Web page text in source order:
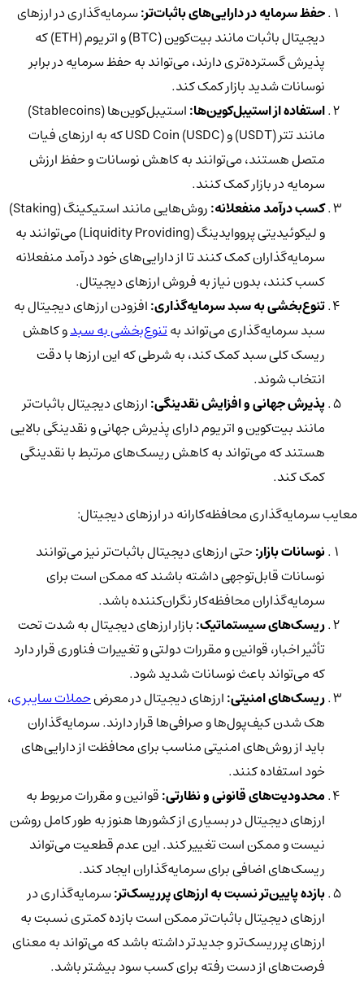
حفظ سرمایه در دارایی‌های باثبات‌تر:سرمایه‌گذاری در ارزهای
دیجیتال باثبات مانند بیت‌کوین (BTC) و اتریوم (ETH) که
پذیرش گسترده‌تری دارند، می‌تواند به حفظ سرمایه در برابر
نوسانات شدید بازار کمک کند.
استفاده از استیبل‌کوین‌ها:
استیبل‌کوین‌ها (Stablecoins)
مانند تتر (USDT) و USD Coin (USDC) که به ارزهای فیات
متصل هستند، می‌توانند به کاهش نوسانات و حفظ ارزش
سرمایه در بازار کمک کنند.
کسب درآمد منفعلانه:
روش‌هایی مانند استیکینگ (Staking)
و لیکوئیدیتی پرووایدینگ (Liquidity Providing) می‌توانند به
سرمایه‌گذاران کمک کنند تا از دارایی‌های خود درآمد منفعلانه
کسب کنند، بدون نیاز به فروش ارزهای دیجیتال.
تنوع‌بخشی به سبد سرمایه‌گذاری:افزودن ارزهای دیجیتال به
سبد سرمایه‌گذاری می‌تواند بهتنوع‌بخشی به سبدو کاهش
ریسک کلی سبد کمک کند، به شرطی که این ارزها با دقت
انتخاب شوند.
پذیرش جهانی و افزایش نقدینگی:ارزهای دیجیتال باثبات‌تر
مانند بیت‌کوین و اتریوم دارای پذیرش جهانی و نقدینگی بالایی
هستند که می‌تواند به کاهش ریسک‌های مرتبط با نقدینگی
کمک کند.
معایب سرمایه‌گذاری محافظه‌کارانه در ارزهای دیجیتال:
نوسانات بازار:حتی ارزهای دیجیتال باثبات‌تر نیز می‌توانند
نوسانات قابل‌توجهی داشته باشند که ممکن است برای
سرمایه‌گذاران محافظه‌کار نگران‌کننده باشد.
ریسک‌های سیستماتیک:بازار ارزهای دیجیتال به شدت تحت
تأثیر اخبار، قوانین و مقررات دولتی و تغییرات فناوری قرار دارد
که می‌تواند باعث نوسانات شدید شود.
ریسک‌های امنیتی:ارزهای دیجیتال در معرضحملات سایبری،
هک شدن کیف‌پول‌ها و صرافی‌ها قرار دارند. سرمایه‌گذاران
باید از روش‌های امنیتی مناسب برای محافظت از دارایی‌های
خود استفاده کنند.
محدودیت‌های قانونی و نظارتی:قوانین و مقررات مربوط به
ارزهای دیجیتال در بسیاری از کشورها هنوز به طور کامل روشن
نیست و ممکن است تغییر کند. این عدم قطعیت می‌تواند
ریسک‌های اضافی برای سرمایه‌گذاران ایجاد کند.
بازده پایین‌تر نسبت به ارزهای پرریسک‌تر:سرمایه‌گذاری در
ارزهای دیجیتال باثبات‌تر ممکن است بازده کمتری نسبت به
ارزهای پرریسک‌تر و جدیدتر داشته باشد که می‌تواند به معنای
فرصت‌های از دست رفته برای کسب سود بیشتر باشد.